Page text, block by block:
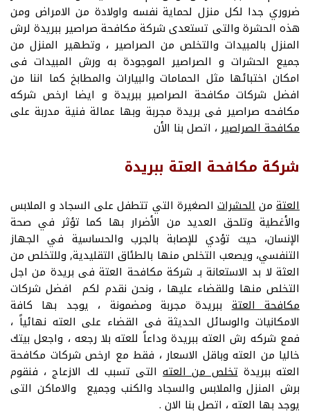
ضروري جدا لكل منزل لحماية نفسه واولادة من الامراض ومن
هذه الحشرة والتى تستعدى شركة مكافحة صراصير ببريدة لرش
المنزل بالمبيدات والتخلص من الصراصير ، وتطهير المنزل من
جميع الحشرات و الصراصير الموجودة به ورش المبيدات فى
امكان اختبائها مثل الحمامات والبيارات والمطابخ كما اننا من
افضل شركات مكافحة الصراصير ببريدة و ايضا ارخص شركه
مكافحه صراصير فى بريدة مجربة وبها عمالة فنية مدربة على
مكافحة الصراصير، اتصل بنا الأن
شركة مكافحة العتة ببريدة
العتةمنالحشراتالصغيرة التي تتطفل على السجاد و الملابس
والأغطية وتلحق العديد من الأضرار بها كما تؤثر في صحة
الإنسان، حيث تؤدي للإصابة بالجرب والحساسية في الجهاز
التنفسي، ويصعب التخلص منها بالطئاق التقليدية, وللتخلص من
العثة لا بد الاستعانة بـ شركة مكافحة العتة فى بريدة من اجل
التخلص منها وللقضاء عليها ، ونحن نقدم لكم افضل شركات
مكافحة العتةببريدة مجربة ومضمونة ، يوجد بها كافة
الامكانيات والوسائل الحديثة فى القضاء على العته نهائياً ،
فمع شركه رش العته ببريدة وداعاً للعته بلا رجعه ، واجعل بيتك
خاليا من العته وباقل الاسعار ، فقط مع ارخص شركات مكافحة
العته ببريدةتخلص من العتهالتى تسبب لك الازعاج ، فنقوم
برش المنزل والملابس والسجاد والكنب وجميع والاماكن التى
يوجد بها العته ، اتصل بنا الان .